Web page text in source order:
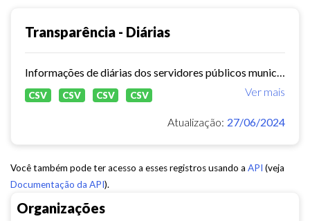
Organizações
Transparência - Diárias
Ver mais
CSV CSV CSV CSV
Atualização: 27/06/2024
Você também pode ter acesso a esses registros usando a API (veja
Documentação da API).